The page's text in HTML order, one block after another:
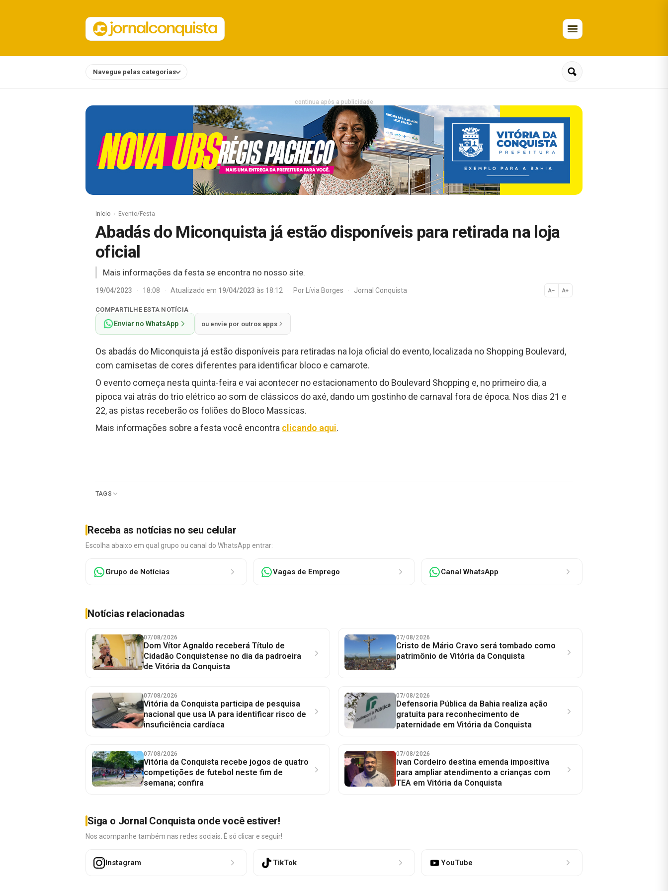
Navegue pelas categorias
continua após a publicidade
Início Evento/Festa
Abadás do Miconquista já estão disponíveis para retirada na loja
oficial
Mais informações da festa se encontra no nosso site.
19/04/2023 · 18:08 · Atualizado em 19/04/2023 às 18:12 · PorLívia Borges · Jornal Conquista A− A+
Normal
COMPARTILHE ESTA NOTÍCIA
Enviar no WhatsApp ou envie por outros apps
Os abadás do Miconquista já estão disponíveis para retiradas na loja oficial do evento, localizada no Shopping Boulevard,
com camisetas de cores diferentes para identificar bloco e camarote.
O evento começa nesta quinta-feira e vai acontecer no estacionamento do Boulevard Shopping e, no primeiro dia, a
pipoca vai atrás do trio elétrico ao som de clássicos do axé, dando um gostinho de carnaval fora de época. Nos dias 21 e
22, as pistas receberão os foliões do Bloco Massicas.
Mais informações sobre a festa você encontra clicando aqui.
TAGS
Receba as notícias no seu celular
Escolha abaixo em qual grupo ou canal do WhatsApp entrar:
Grupo de Notícias Vagas de Emprego Canal WhatsApp
Notícias relacionadas
07/08/2026
Dom Vítor Agnaldo receberá Título de
Cidadão Conquistense no dia da padroeira
de Vitória da Conquista
07/08/2026
Cristo de Mário Cravo será tombado como
patrimônio de Vitória da Conquista
07/08/2026
Vitória da Conquista participa de pesquisa
nacional que usa IA para identificar risco de
insuficiência cardíaca
07/08/2026
Defensoria Pública da Bahia realiza ação
gratuita para reconhecimento de
paternidade em Vitória da Conquista
07/08/2026
Vitória da Conquista recebe jogos de quatro
competições de futebol neste fim de
semana; confira
07/08/2026
Ivan Cordeiro destina emenda impositiva
para ampliar atendimento a crianças com
TEA em Vitória da Conquista
Siga o Jornal Conquista onde você estiver!
Nos acompanhe também nas redes sociais. É só clicar e seguir!
Instagram TikTok YouTube